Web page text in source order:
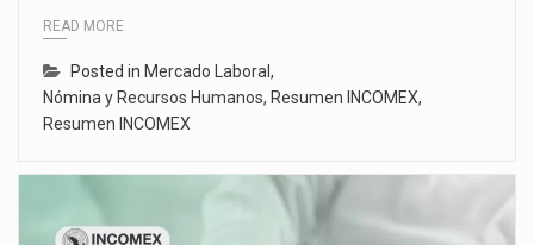
READ MORE
Posted in Mercado Laboral,
Nómina y Recursos Humanos, Resumen INCOMEX,
Resumen INCOMEX